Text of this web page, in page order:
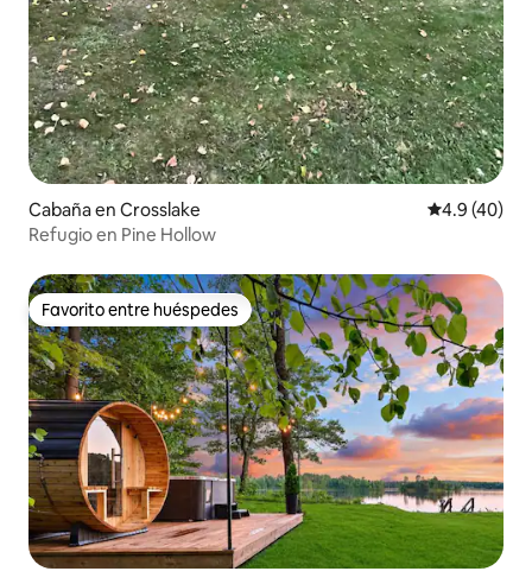
Cabaña en Crosslake Calificación
4.9 (40)
Refugio en Pine Hollow
Favorito entre huéspedes
Favorito entre huéspedes